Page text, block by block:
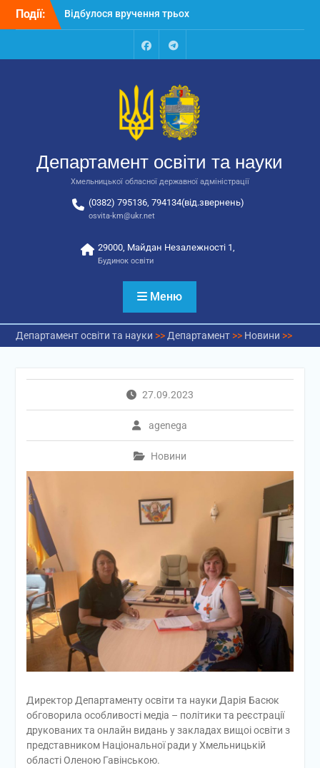
Перейти
Події:
Відбулося вручення трьох
автобусів для потреб
Відбулося засідання
освіти та науки обласної
державної адміністрації
Відбулась обласна
національно-патріотичне
виховання
FacebookTalegram
Департамент освіти та науки
Хмельницької обласної державної адміністрації
(0382) 795136, 794134(від.звернень)
osvita-km@ukr.net
29000, Майдан Незалежності 1,
Будинок освіти
Меню
Департамент освіти та науки >> Департамент>> Новини >>
27.09.2023
agenega
Новини
Директор Департаменту освіти та науки Дарія Басюк
обговорила особливості медіа – політики та реєстрації
друкованих та онлайн видань у закладах вищоі освіти з
представником Національної ради у Хмельницькій
області Оленою Гавінською.